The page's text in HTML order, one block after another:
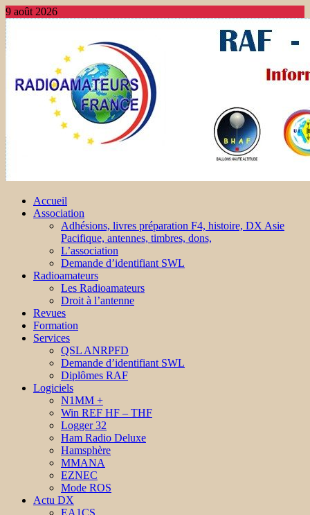
9 août 2026
Accueil
Association
Adhésions, livres préparation F4, histoire, DX Asie
Pacifique, antennes, timbres, dons,
L’association
Demande d’identifiant SWL
Radioamateurs
Les Radioamateurs
Droit à l’antenne
Revues
Formation
Services
QSL ANRPFD
Demande d’identifiant SWL
Diplômes RAF
Logiciels
N1MM +
Win REF HF – THF
Logger 32
Ham Radio Deluxe
Hamsphère
MMANA
EZNEC
Mode ROS
Actu DX
EA1CS